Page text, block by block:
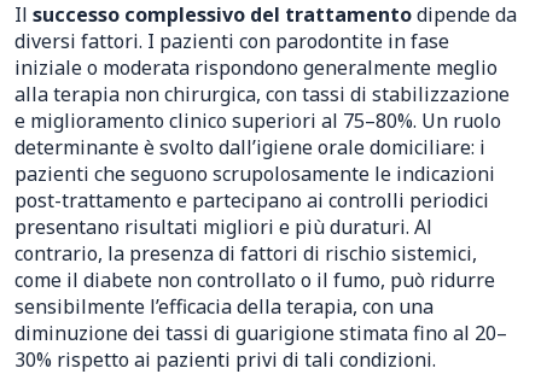
Il successo complessivo del trattamentodipende da
diversi fattori. I pazienti con parodontite in fase
iniziale o moderata rispondono generalmente meglio
alla terapia non chirurgica, con tassi di stabilizzazione
e miglioramento clinico superiori al 75–80%. Un ruolo
determinante è svolto dall’igiene orale domiciliare: i
pazienti che seguono scrupolosamente le indicazioni
post-trattamento e partecipano ai controlli periodici
presentano risultati migliori e più duraturi. Al
contrario, la presenza di fattori di rischio sistemici,
come il diabete non controllato o il fumo, può ridurre
sensibilmente l’efficacia della terapia, con una
diminuzione dei tassi di guarigione stimata fino al 20–
30% rispetto ai pazienti privi di tali condizioni.